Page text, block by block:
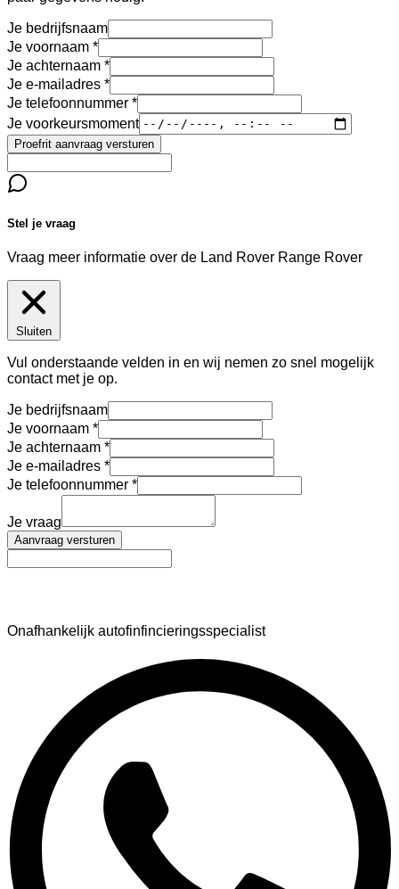
Je bedrijfsnaam
Je voornaam
Je achternaam
Je e-mailadres
Je telefoonnummer
Je voorkeursmoment
Proefrit aanvraag versturen
Stel je vraag
Vraag meer informatie over de Land Rover Range Rover
Sluiten
Vul onderstaande velden in en wij nemen zo snel mogelijk
contact met je op.
Je bedrijfsnaam
Je voornaam
Je achternaam
Je e-mailadres
Je telefoonnummer
Je vraag
Aanvraag versturen
Onafhankelijk autofinfincieringsspecialist